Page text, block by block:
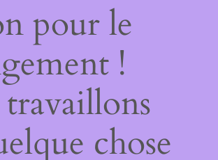
pour le
!
chose